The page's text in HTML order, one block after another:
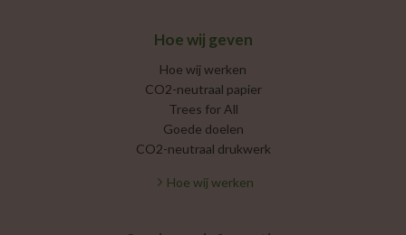
Hoe wij geven
Hoe wij werken
CO2-neutraal papier
Trees for All
Goede doelen
CO2-neutraal drukwerk
Hoe wij werken